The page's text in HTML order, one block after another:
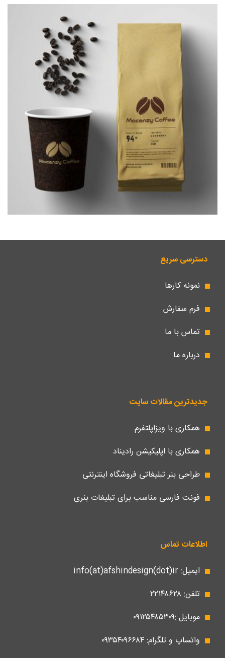
دسترسی سریع
نمونه کارها
فرم سفارش
تماس با ما
درباره ما
جدیدترین مقالات سایت
همکاری با ویزاپلتفرم
همکاری با اپلیکیشن رادیناد
طراحی بنر تبلیغاتی فروشگاه اینترنتی
فونت فارسی مناسب برای تبلیغات بنری
اطلاعات تماس
ایمیل: info(at)afshindesign(dot)ir
تلفن: ۲۲۱۴۸۶۲۸
موبایل :۰۹۱۲۵۴۸۵۳۰۹
واتساپ و تلگرام: ۰۹۳۵۴۰۹۶۶۸۴